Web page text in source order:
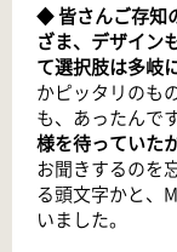
◆皆さんご存知
ざま、デザイン
て選択肢は多岐
かピッタリのも
も、あったんで
様を待っていた
お聞きするのを
る頭文字かと、
いました。